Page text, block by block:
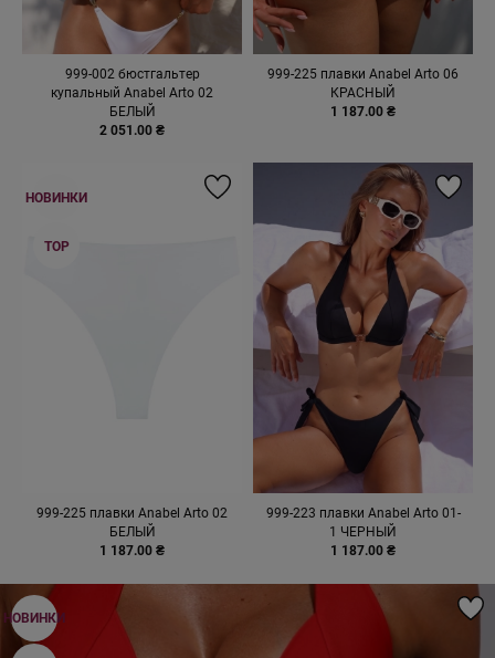
999-002 бюстгальтер
купальный Anabel Arto 02
БЕЛЫЙ
2 051.00 ₴
999-225 плавки Anabel Arto 06
КРАСНЫЙ
1 187.00 ₴
999-225 плавки Anabel Arto 02
БЕЛЫЙ
1 187.00 ₴
НОВИНКИ
TOP
999-223 плавки Anabel Arto 01-
1 ЧЕРНЫЙ
1 187.00 ₴
НОВИНКИ